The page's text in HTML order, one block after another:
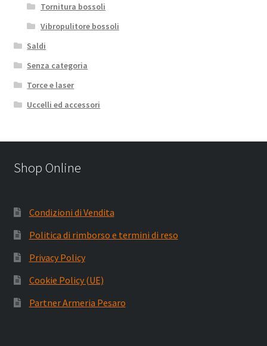
Tornitura bossoli
Vibropulitore bossoli
Saldi
Senza categoria
Torce e laser
Uccelli ed accessori
Shop Online
Condizioni di Vendita
Politica di rimborso e termini di reso
Privacy Policy
Cookie Policy (UE)
Partner Armeria Pesaro